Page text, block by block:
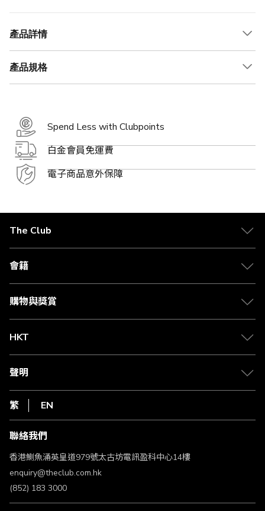
產品詳情
產品規格
Spend Less with Clubpoints
白金會員免運費
電子商品意外保障
The Club
關於 The Club
合作夥伴
媒體中心
會籍
會籍及專屬禮遇
賺取積分
購物與獎賞
物流與配送
Club Shopping 商品領取站
常見問題
HKT
csl.
1010
HKT
聲明
私隱聲明
使用條款
條款及細則
不歧視及不騷擾聲明
認可牌照及通告
繁 EN
聯絡我們
香港鰂魚涌英皇道979號太古坊電訊盈科中心14樓
enquiry@theclub.com.hk
(852) 183 3000